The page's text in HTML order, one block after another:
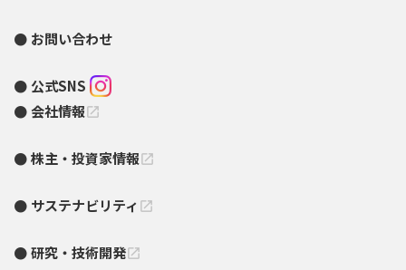
お問い合わせ
公式SNS
会社情報open_in_new
株主・投資家情報open_in_new
サステナビリティ open_in_new
研究・技術開発open_in_new